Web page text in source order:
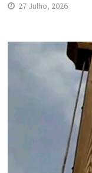
27 Julho, 2026